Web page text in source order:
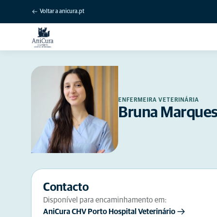
Voltar a anicura.pt
ENFERMEIRA VETERINÁRIA
Bruna
Contacto
Disponível para encaminhamento em:
AniCura CHV Porto Hospital Veterinário